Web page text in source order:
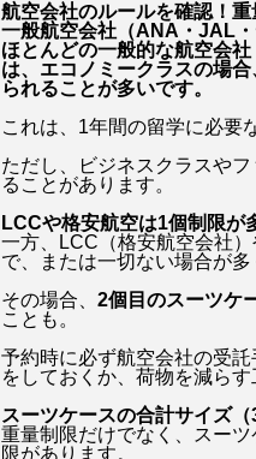
航空会社のルールを確認！
一般航空会社（ANA・JAL
ほとんどの一般的な航空会
は、エコノミークラスの場
られることが多いです。
これは、1年間の留学に必要
ただし、ビジネスクラスや
ることがあります。
LCCや格安航空は1個制限が
一方、LCC（格安航空会社
で、または一切ない場合が多
その場合、 2個目のスーツケ
ことも。
予約時に必ず航空会社の受
をしておくか、荷物を減らす
スーツケースの合計サイズ
重量制限だけでなく、スー
限があります。